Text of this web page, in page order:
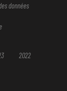
données
2022